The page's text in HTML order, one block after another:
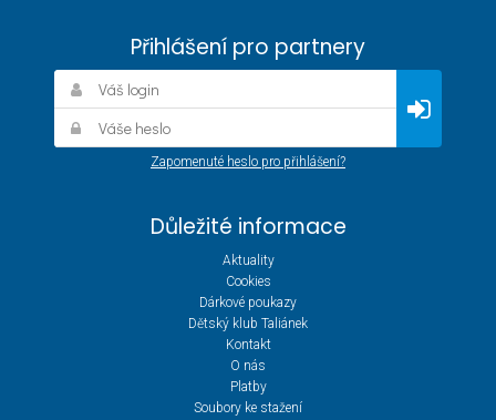
Přihlášení pro partnery
Zapomenuté heslo pro přihlášení?
Důležité informace
Aktuality
Cookies
Dárkové poukazy
Dětský klub Taliánek
Kontakt
O nás
Platby
Soubory ke stažení